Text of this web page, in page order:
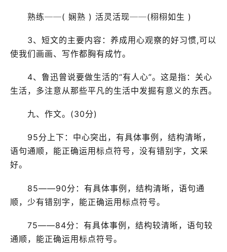
熟练──( 娴熟 ) 活灵活现──(栩栩如生 )
3、短文的主要内容：养成用心观察的好习惯,可以
使我们画画、写作都胸有成竹。
4、鲁迅曾说要做生活的“有人心”。这是指：关心
生活，多注意从那些平凡的生活中发掘有意义的东西。
九、作文。(30分)
95分上下：中心突出，有具体事例，结构清晰，
语句通顺，能正确运用标点符号，没有错别字，文采
好。
85——90分：有具体事例，结构清晰，语句通
顺，少有错别字，能正确运用标点符号。
75——84分：有具体事例，结构较清晰，语句较
通顺，能正确运用标点符号。